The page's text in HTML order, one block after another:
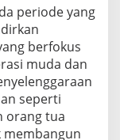
periode yang
berfokus
muda dan
seperti
orang tua